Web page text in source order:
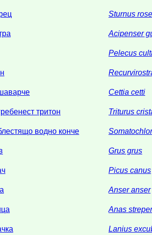
Sturnus
Acipenser
Pelecus
Cettia cetti
тритон Triturus
водно конче
Grus grus
Picus canus
Anser anser
Anas
Lanius